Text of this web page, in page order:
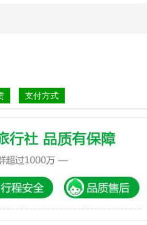
支付方式